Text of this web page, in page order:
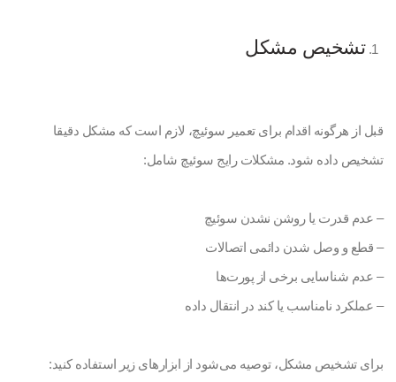
تشخیص مشکل
قبل از هرگونه اقدام برای تعمیر سوئیچ، لازم است که مشکل دقیقا
تشخیص داده شود. مشکلات رایج سوئیچ شامل:
– عدم قدرت یا روشن نشدن سوئیچ
– قطع و وصل شدن دائمی اتصالات
– عدم شناسایی برخی از پورت‌ها
– عملکرد نامناسب یا کند در انتقال داده
برای تشخیص مشکل، توصیه می‌شود از ابزارهای زیر استفاده کنید: